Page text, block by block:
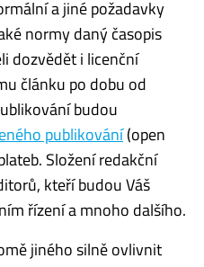
a jiné požadavky
normy daný časopis
dozvědět i licenční
článku po dobu od
budou
publikování(open
Složení redakční
kteří budou Váš
řízení a mnoho dalšího.
jiného silně ovlivnit